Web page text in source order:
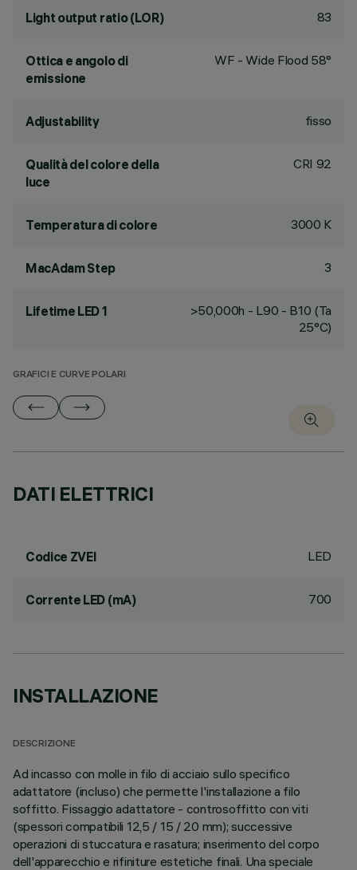
Light output ratio (LOR) 83
Ottica e angolo di
emissione
WF - Wide Flood 58°
Adjustability fisso
Qualità del colore della
luce
CRI 92
Temperatura di colore 3000 K
MacAdam Step 3
Lifetime LED 1
>50,000h - L90 - B10 (Ta
25°C)
GRAFICI E CURVE POLARI
DATI ELETTRICI
Codice ZVEI LED
Corrente LED (mA) 700
INSTALLAZIONE
DESCRIZIONE
Ad incasso con molle in filo di acciaio sullo specifico
adattatore (incluso) che permette l'installazione a filo
soffitto. Fissaggio adattatore - controsoffitto con viti
(spessori compatibili 12,5 / 15 / 20 mm); successive
operazioni di stuccatura e rasatura; inserimento del corpo
dell'apparecchio e rifiniture estetiche finali. Una speciale